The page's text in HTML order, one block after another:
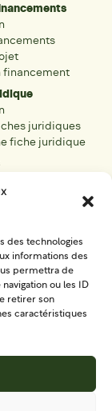
des technologies
informations des
permettra de
ou les ID
retirer son
caractéristiques
financement
juridiques
fiche juridique